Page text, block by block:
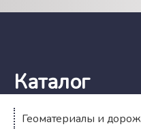
Каталог
Геоматериалы и